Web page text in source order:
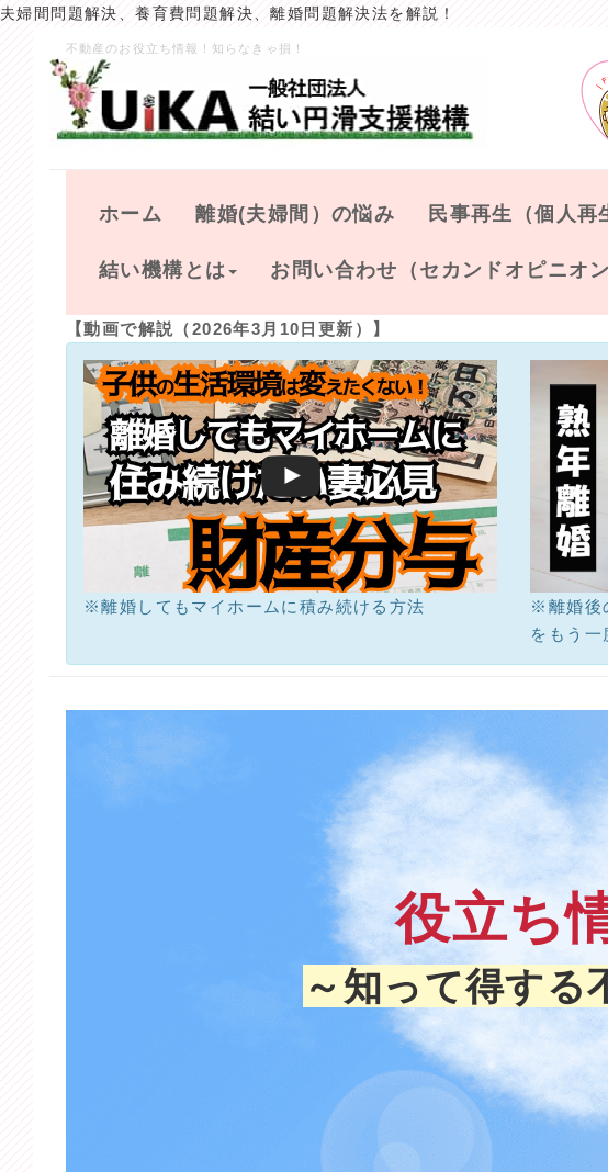
夫婦間問題解決、養育費問題解決、離婚問題解決法を解説！
不動産のお役立ち情報！知らなきゃ損！
ホーム 離婚(夫婦間）の悩み 民事再生（個人再
結い機構とは お問い合わせ（セカンドオピニオン
【動画で解説（2026年3月10日更新）】
※離婚してもマイホームに積み続ける方法
※離婚後
をもう一
役立ち
～知って得する